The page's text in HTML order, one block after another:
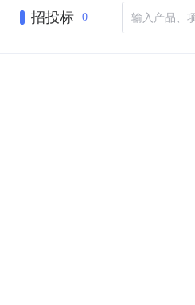
招投标 0